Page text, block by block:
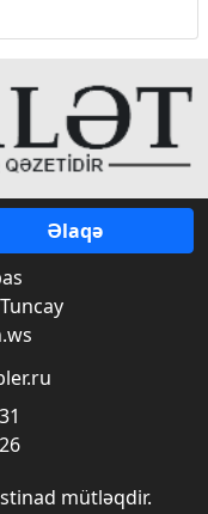
Əlaqə
mütləqdir.